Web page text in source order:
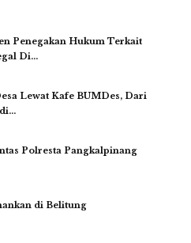
Penegakan Hukum Terkait
Di…
Lewat Kafe BUMDes, Dari
Polresta Pangkalpinang
di Belitung